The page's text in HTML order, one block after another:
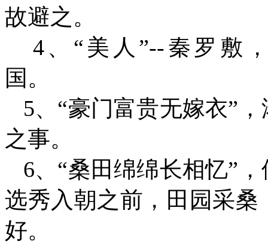
故避之。
4、“美人”--秦罗敷
国。
5、“豪门富贵无嫁衣”
之事。
6、“桑田绵绵长相忆”
选秀入朝之前，田园采
好。